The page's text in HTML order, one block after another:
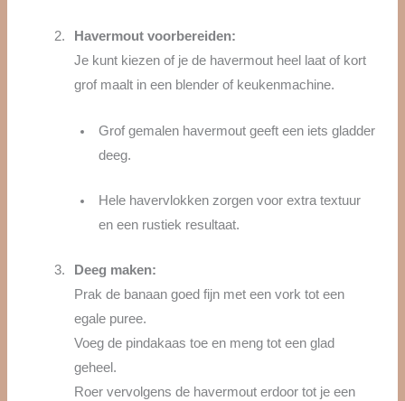
Havermout voorbereiden:
Je kunt kiezen of je de havermout heel laat of kort
grof maalt in een blender of keukenmachine.
Grof gemalen havermout geeft een iets gladder
deeg.
Hele havervlokken zorgen voor extra textuur
en een rustiek resultaat.
Deeg maken:
Prak de banaan goed fijn met een vork tot een
egale puree.
Voeg de pindakaas toe en meng tot een glad
geheel.
Roer vervolgens de havermout erdoor tot je een